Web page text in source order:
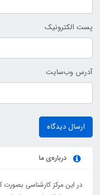
پست الکترونیک
آدرس وب‌سایت
ارسال دیدگاه
درباره‌ی ما
در این مرکز کارشناسی بصورت